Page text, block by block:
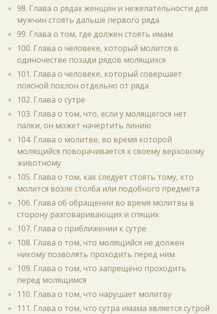
98. Глава о рядах женщин и нежелательности для
мужчин стоять дальше первого ряда
99. Глава о том, где должен стоять имам
100. Глава о человеке, который молится в
одиночестве позади рядов молящихся
101. Глава о человеке, который совершает
поясной поклон отдельно от ряда
102. Глава о сутре
103. Глава о том, что, если у молящегося нет
палки, он может начертить линию
104. Глава о молитве, во время которой
молящийся поворачивается к своему верховому
животному
105. Глава о том, как следует стоять тому, кто
молится возле столба или подобного предмета
106. Глава об обращении во время молитвы в
сторону разговаривающих и спящих
107. Глава о приближении к сутре
108. Глава о том, что молящийся не должен
никому позволять проходить перед ним
109. Глава о том, что запрещено проходить
перед молящимся
110. Глава о том, что нарушает молитву
111. Глава о том, что сутра имама является сутрой